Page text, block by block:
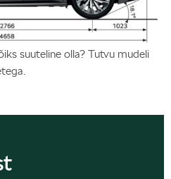
suuteline olla? Tutvu mudeli